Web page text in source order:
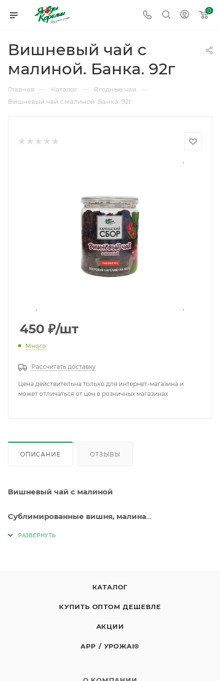
0
Вишневый чай с
малиной. Банка. 92г
Главная — Каталог — Ягодные чаи —
Вишневый чай с малиной. Банка. 92г
450 ₽/шт
Много
Рассчитать доставку
Цена действительна только для интернет-магазина и
может отличаться от цен в розничных магазинах
ОПИСАНИЕ ОТЗЫВЫ
Вишневый чай с малиной
Сублимированные вишня, малина
КАТАЛОГ
КУПИТЬ ОПТОМ ДЕШЕВЛЕ
АКЦИИ
APP / УРОЖAI®